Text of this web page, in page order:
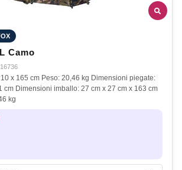
Camo
x 165 cm Peso: 20,46 kg Dimensioni piegate:
cm Dimensioni imballo: 27 cm x 27 cm x 163 cm
kg